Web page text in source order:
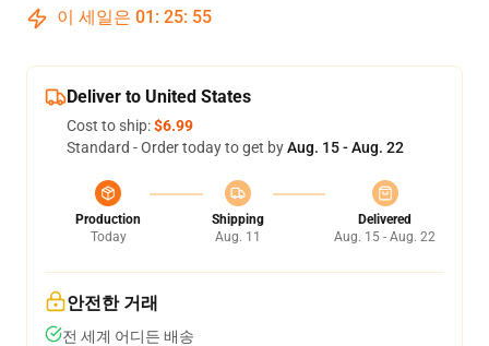
이 세일은 01 : 25: 54
Deliver to United States
Cost to ship:$6.99
Standard - Order today to get byAug. 15 - Aug. 22
Production
Today
Shipping
Aug. 11
Delivered
Aug. 15 - Aug. 22
안전한 거래
전 세계 어디든 배송